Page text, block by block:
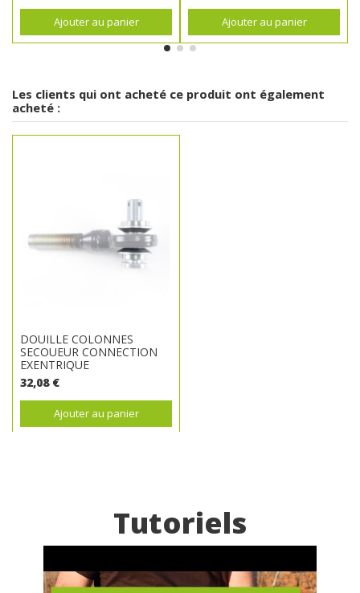
Ajouter au panier Ajouter au panier
Les clients qui ont acheté ce produit ont également
acheté :
DOUILLE COLONNES
SECOUEUR CONNECTION
EXENTRIQUE
32,08 €
Ajouter au panier
Tutoriels